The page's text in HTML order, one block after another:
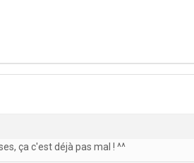
ça c'est déjà pas mal ! ^^